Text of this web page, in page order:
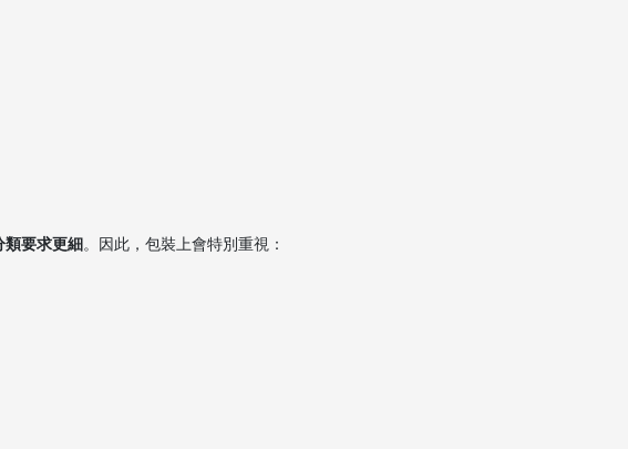
類要求更細。因此，包裝上會特別重視：